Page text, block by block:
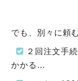
でも、別々に頼
２回注文手
かかる…